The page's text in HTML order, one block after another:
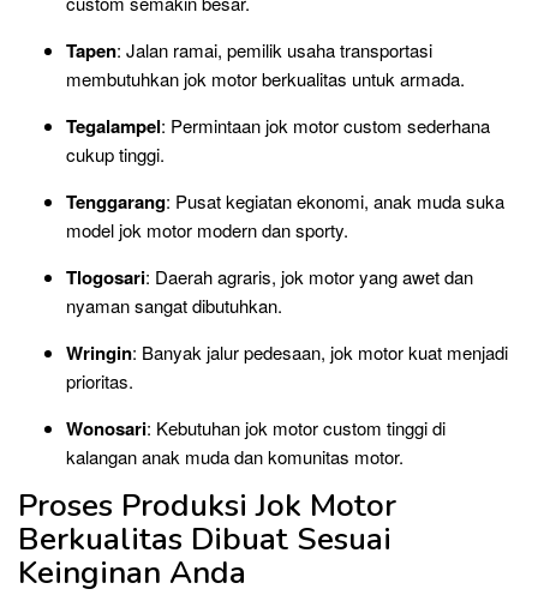
Tapen: Jalan ramai, pemilik usaha transportasi
membutuhkan jok motor berkualitas untuk armada.
Tegalampel: Permintaan jok motor custom sederhana
cukup tinggi.
Tenggarang: Pusat kegiatan ekonomi, anak muda suka
model jok motor modern dan sporty.
Tlogosari: Daerah agraris, jok motor yang awet dan
nyaman sangat dibutuhkan.
Wringin: Banyak jalur pedesaan, jok motor kuat menjadi
prioritas.
Wonosari: Kebutuhan jok motor custom tinggi di
kalangan anak muda dan komunitas motor.
Proses Produksi Jok Motor
Berkualitas Dibuat Sesuai
Keinginan Anda